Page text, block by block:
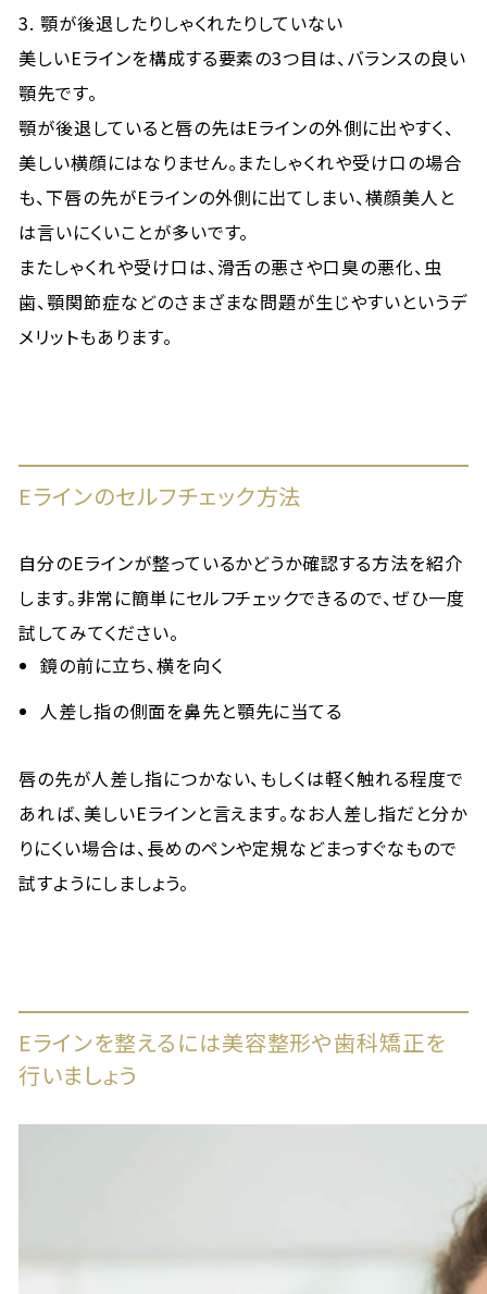
3. 顎が後退したりしゃくれたりしていない
美しいEラインを構成する要素の3つ目は、バランスの良い
顎先です。
顎が後退していると唇の先はEラインの外側に出やすく、
美しい横顔にはなりません。またしゃくれや受け口の場合
も、下唇の先がEラインの外側に出てしまい、横顔美人と
は言いにくいことが多いです。
またしゃくれや受け口は、滑舌の悪さや口臭の悪化、虫
歯、顎関節症などのさまざまな問題が生じやすいというデ
メリットもあります。
Eラインのセルフチェック方法
自分のEラインが整っているかどうか確認する方法を紹介
します。非常に簡単にセルフチェックできるので、ぜひ一度
試してみてください。
鏡の前に立ち、横を向く
人差し指の側面を鼻先と顎先に当てる
唇の先が人差し指につかない、もしくは軽く触れる程度で
あれば、美しいEラインと言えます。なお人差し指だと分か
りにくい場合は、長めのペンや定規などまっすぐなもので
試すようにしましょう。
Eラインを整えるには美容整形や歯科矯正を
行いましょう